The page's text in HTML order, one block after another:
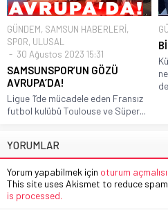
GÜNDEM, SAMSUN HABERLERİ,
SPOR, ULUSAL
30 Ağustos 2023 15:31
SAMSUNSPOR’UN GÖZÜ
AVRUPA’DA!
Ligue 1’de mücadele eden Fransız
futbol kulübü Toulouse ve Süper...
YORUMLAR
Yorum yapabilmek için oturum
This site uses Akismet to reduce
is processed.